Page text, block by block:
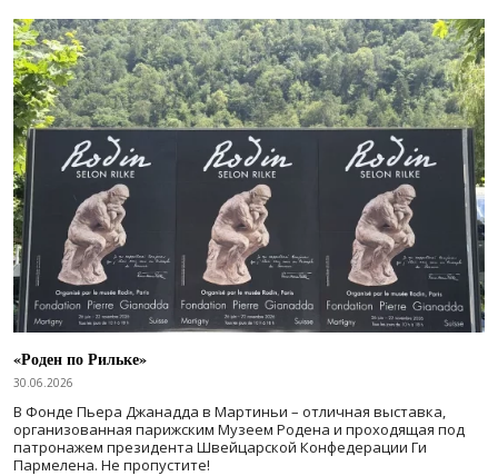
«Роден по Рильке»
30.06.2026
В Фонде Пьера Джанадда в Мартиньи – отличная выставка,
организованная парижским Музеем Родена и проходящая под
патронажем президента Швейцарской Конфедерации Ги
Пармелена. Не пропустите!